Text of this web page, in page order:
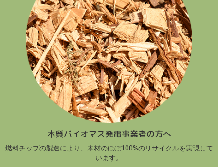
木質バイオマス発電事業者の方へ
燃料チップの製造により、木材のほぼ100%のリサイクルを実現して
います。